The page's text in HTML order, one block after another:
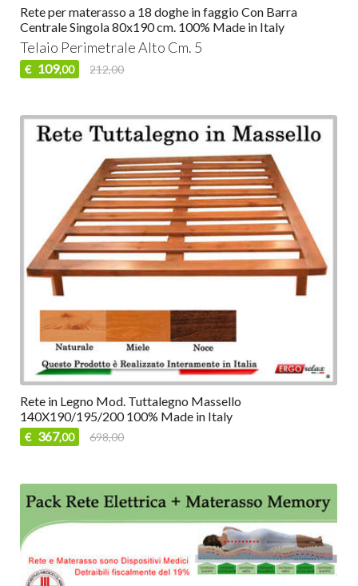
Rete per materasso a 18 doghe in faggio Con Barra
Centrale Singola 80x190 cm. 100% Made in Italy
Telaio Perimetrale Alto Cm. 5
€ 109,00 212,00
Rete in Legno Mod. Tuttalegno Massello
140X190/195/200 100% Made in Italy
€ 367,00 698,00